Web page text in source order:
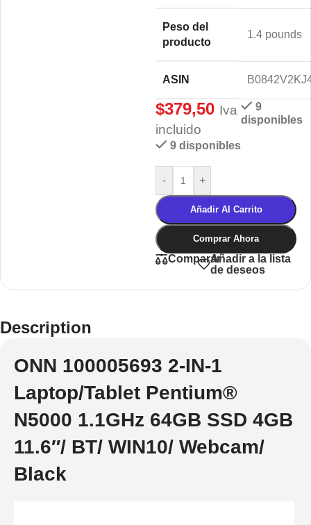
Peso del
producto
1.4 pounds
ASIN
$379,50 Iva
incluido
9
disponibles
9 disponibles
- +
Añadir Al Carrito
Comprar Ahora
CompararAñadir a la lista
de deseos
Description
ONN 100005693 2-IN-1
Laptop/Tablet Pentium®
N5000 1.1GHz 64GB SSD 4GB
11.6″/ BT/ WIN10/ Webcam/
Black